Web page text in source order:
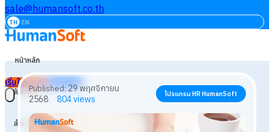
sale@humansoft.co.th
TH EN
หน้าหลัก
ฟังก์ชัน
สำหรับธุรกิจ
เริ่มใช้งานฟรี เข้าสู่ระบบ